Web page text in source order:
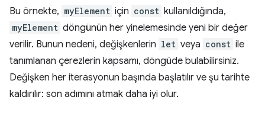
Bu örnekte, myElement için const kullanıldığında,
myElement döngünün her yinelemesinde yeni bir değer
verilir. Bunun nedeni, değişkenlerin let veya const ile
tanımlanan çerezlerin kapsamı, döngüde bulabilirsiniz.
Değişken her iterasyonun başında başlatılır ve şu tarihte
kaldırılır: son adımını atmak daha iyi olur.